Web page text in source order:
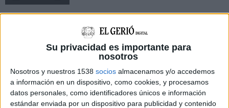
Su privacidad es importante para
nosotros
Nosotros y nuestros 1538 socios almacenamos y/o accedemos
a información en un dispositivo, como cookies, y procesamos
datos personales, como identificadores únicos e información
estándar enviada por un dispositivo para publicidad y contenido